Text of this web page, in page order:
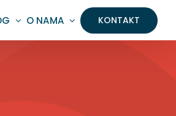
O NAMA KONTAKT